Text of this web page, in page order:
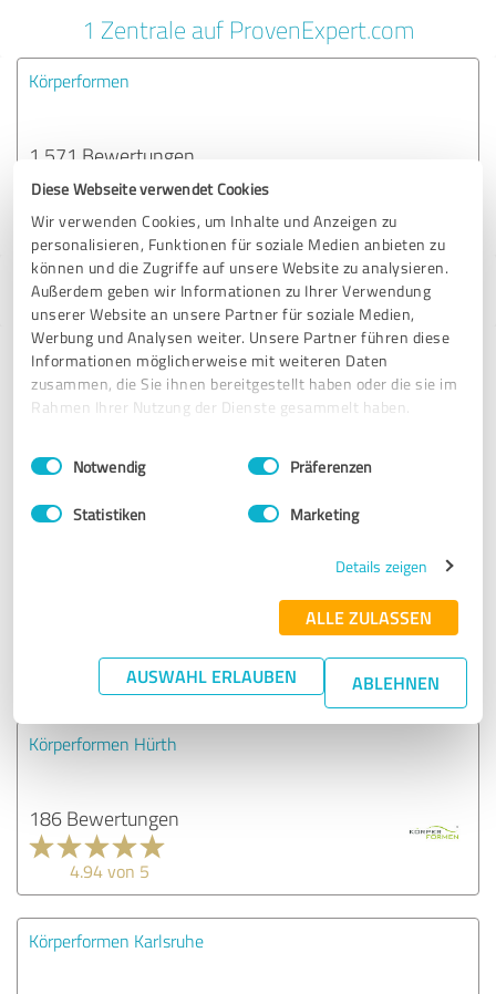
Diese Webseite verwendet Cookies
Wir verwenden Cookies, um Inhalte und Anzeigen zu
personalisieren, Funktionen für soziale Medien anbieten zu
können und die Zugriffe auf unsere Website zu analysieren.
Außerdem geben wir Informationen zu Ihrer Verwendung
unserer Website an unsere Partner für soziale Medien,
Werbung und Analysen weiter. Unsere Partner führen diese
Informationen möglicherweise mit weiteren Daten
zusammen, die Sie ihnen bereitgestellt haben oder die sie im
Rahmen Ihrer Nutzung der Dienste gesammelt haben.
Impressum Datenschutzbestimmungen
Einwilligungsauswahl
Notwendig Präferenzen
Statistiken Marketing
Details zeigen
ALLE ZULASSEN
AUSWAHL ERLAUBEN ABLEHNEN
1 Zentrale auf ProvenExpert.com
Körperformen
1.571 Bewertungen
99 Studios auf ProvenExpert.com
Körperformen Brühl
4.94 von 5
4.98 von 5
Körperformen Hürth
186 Bewertungen
4.94 von 5
Körperformen Karlsruhe